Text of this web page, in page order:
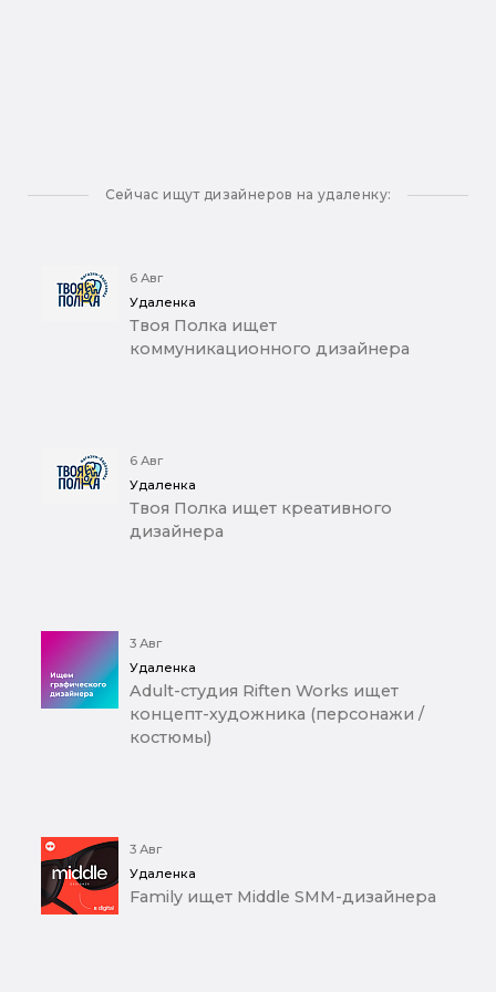
Сейчас ищут дизайнеров на удаленку:
6 Авг
Удаленка
Твоя Полка ищет
коммуникационного дизайнера
6 Авг
Удаленка
Твоя Полка ищет креативного
дизайнера
3 Авг
Удаленка
Adult-студия Riften Works ищет
концепт-художника (персонажи /
костюмы)
3 Авг
Удаленка
Family ищет Middle SMM-дизайнера